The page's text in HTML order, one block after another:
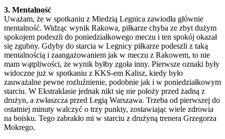
3. Mentalność
Uważam, że w spotkaniu z Miedzią Legnica zawiodła głównie
mentalność. Widząc wynik Rakowa, piłkarze chyba ze zbyt dużym
spokojem podeszli do poniedziałkowego meczu i ten spokój okazał
się zgubny. Gdyby do starcia w Legnicy piłkarze podeszli z taką
mentalnością i zaangażowaniem jak w meczu z Rakowem, to nie
mam wątpliwości, że wynik byłby zgoła inny. Pierwsze oznaki były
widoczne już w spotkaniu z KKS-em Kalisz, kiedy było
zauważalne pewne rozluźnienie, podobnie jak i w poniedziałkowym
starciu. W Ekstraklasie jednak nikt się nie położy przed żadną z
drużyn, a zwłaszcza przed Legią Warszawa. Trzeba od pierwszej do
ostatniej minuty walczyć o trzy punkty, zostawiając wiele zdrowia
na boisku. Tego zabrakło mi w starciu z drużyną trenera Grzegorza
Mokrego.